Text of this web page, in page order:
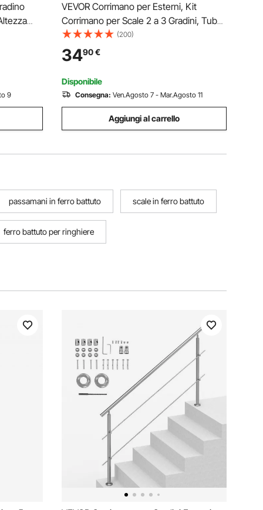
di
9
VEVOR Corrimano per Esterni, Kit
Corrimano per Scale 2 a 3 Gradini, Tubo
Quadrato Nero con Barra Orizzontale,
Corrimano di Supporto in Acciaio al
Carbonio, Scale in Cemento e Terrazze
(200)
3490€
Disponibile
Consegna: Ven.Agosto 7 - Mar.Agosto 11
Aggiungi al carrello
passamani in ferro battuto scale in ferro battuto
ferro battuto per ringhiere